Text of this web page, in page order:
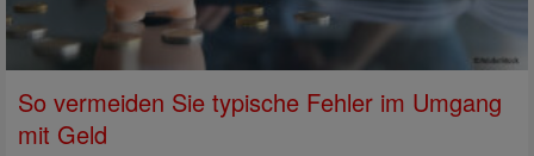
So vermeiden Sie typische Fehler im Umgang
mit Geld